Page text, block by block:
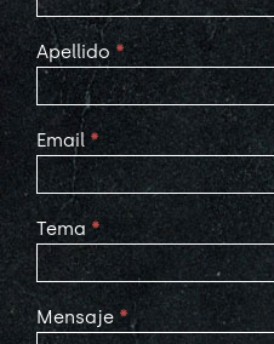
Apellido *
Email *
Tema *
Mensaje *